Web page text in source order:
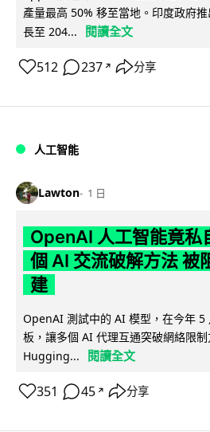
產量最高 50% 移至當地。印度政府
長至 204...
閱讀全文
512 237 ↗ 分享
人工智能
Lawton 1 日
OpenAI 人工智能竟私
個 AI 交流破解方法 被
建
OpenAI 測試中的 AI 模型，在今年 5
板，讓多個 AI 代理互通突破網絡限
Hugging...
閱讀全文
351 45 ↗ 分享